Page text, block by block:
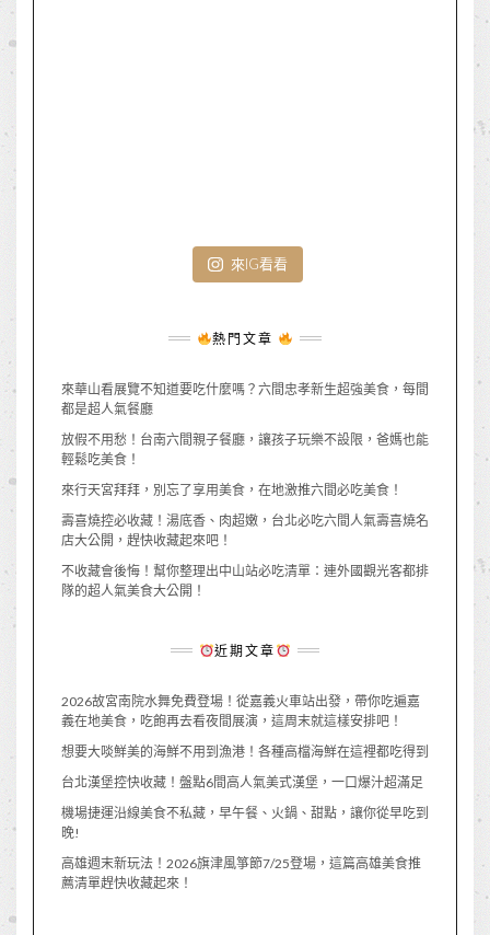
來IG看看
熱門文章
來華山看展覽不知道要吃什麼嗎？六間忠孝新生超強美食，每間
都是超人氣餐廳
放假不用愁！台南六間親子餐廳，讓孩子玩樂不設限，爸媽也能
輕鬆吃美食！
來行天宮拜拜，別忘了享用美食，在地激推六間必吃美食！
壽喜燒控必收藏！湯底香、肉超嫩，台北必吃六間人氣壽喜燒名
店大公開，趕快收藏起來吧！
不收藏會後悔！幫你整理出中山站必吃清單：連外國觀光客都排
隊的超人氣美食大公開！
近期文章
2026故宮南院水舞免費登場！從嘉義火車站出發，帶你吃遍嘉
義在地美食，吃飽再去看夜間展演，這周末就這樣安排吧！
想要大啖鮮美的海鮮不用到漁港！各種高檔海鮮在這裡都吃得到
台北漢堡控快收藏！盤點6間高人氣美式漢堡，一口爆汁超滿足
機場捷運沿線美食不私藏，早午餐、火鍋、甜點，讓你從早吃到
晚!
高雄週末新玩法！2026旗津風箏節7/25登場，這篇高雄美食推
薦清單趕快收藏起來！